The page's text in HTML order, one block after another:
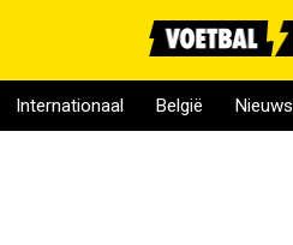
Internationaal België Nieuws